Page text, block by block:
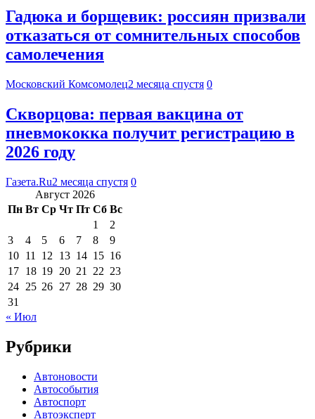
Гадюка и борщевик: россиян призвали
отказаться от сомнительных способов
самолечения
Московский Комсомолец2 месяца спустя 0
Скворцова: первая вакцина от
пневмококка получит регистрацию в
2026 году
Газета.Ru2 месяца спустя 0
Август 2026
Пн Вт Ср Чт Пт Сб Вс
1
2
3
4 5 6 7 8
9
10 11 12 13 14 15 16
17 18 19 20 21 22 23
24 25 26 27 28 29 30
31
« Июл
Рубрики
Автоновости
Автособытия
Автоспорт
Автоэксперт